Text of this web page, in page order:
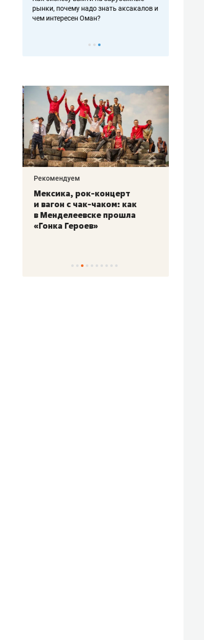
рынки, почему надо знать аксакалов и
чем интересен Оман?
Рекомендуем
Мексика, рок-концерт
и вагон с чак-чаком: как
в Менделеевске прошла
«Гонка Героев»